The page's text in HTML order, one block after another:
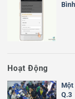
Hoạt Động
Một
Q.3